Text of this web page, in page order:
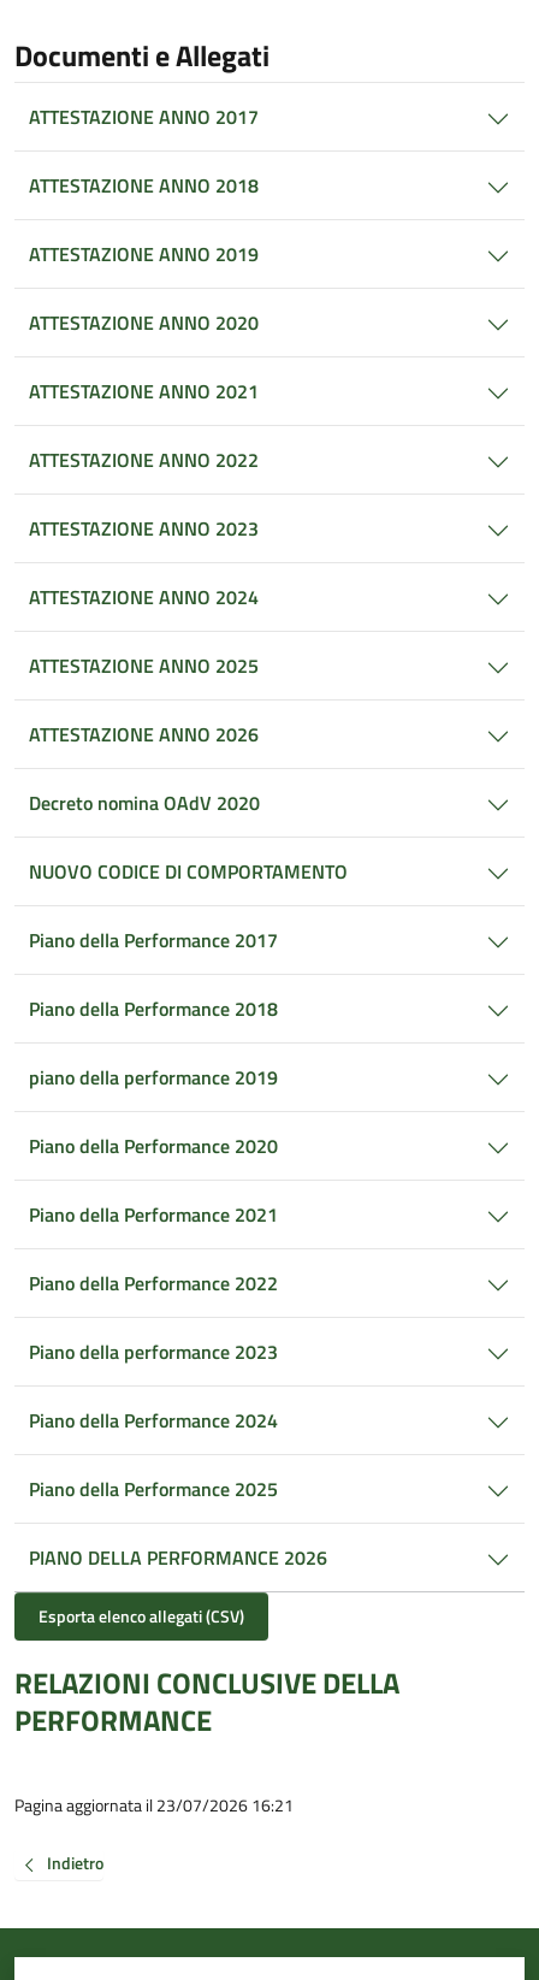
Documenti e Allegati
ATTESTAZIONE ANNO 2017
ATTESTAZIONE ANNO 2018
ATTESTAZIONE ANNO 2019
ATTESTAZIONE ANNO 2020
ATTESTAZIONE ANNO 2021
ATTESTAZIONE ANNO 2022
ATTESTAZIONE ANNO 2023
ATTESTAZIONE ANNO 2024
ATTESTAZIONE ANNO 2025
ATTESTAZIONE ANNO 2026
Decreto nomina OAdV 2020
NUOVO CODICE DI COMPORTAMENTO
Piano della Performance 2017
Piano della Performance 2018
piano della performance 2019
Piano della Performance 2020
Piano della Performance 2021
Piano della Performance 2022
Piano della performance 2023
Piano della Performance 2024
Piano della Performance 2025
PIANO DELLA PERFORMANCE 2026
Esporta elenco allegati (CSV)
RELAZIONI CONCLUSIVE DELLA
PERFORMANCE
Pagina aggiornata il 23/07/2026 16:21
Indietro